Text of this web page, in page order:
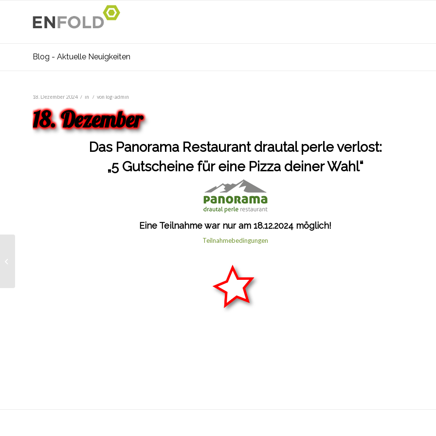
Blog - Aktuelle Neuigkeiten
18. Dezember 2024 / in / von log-admin
18. Dezember
Das Panorama Restaurant drautal perle verlost:
„5 Gutscheine für eine Pizza deiner Wahl“
Eine Teilnahme war nur am 18.12.2024 möglich!
Teilnahmebedingungen